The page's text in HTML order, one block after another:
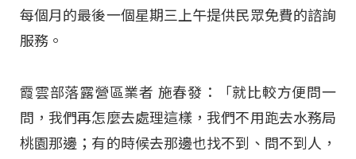
每個月的最後一個星期三上午提供民眾免費的諮詢
服務。
霞雲部落露營區業者 施春發：「就比較方便問一
問，我們再怎麼去處理這樣，我們不用跑去水務局
桃園那邊；有的時候去那邊也找不到、問不到人，